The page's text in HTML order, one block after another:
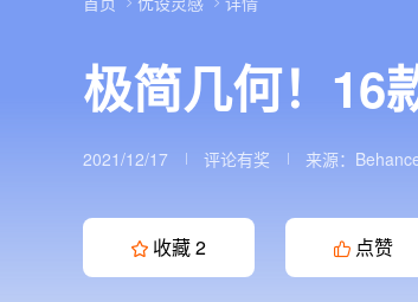
极简几何！16
2021/12/17 评论有奖 来源：
收藏2 点赞